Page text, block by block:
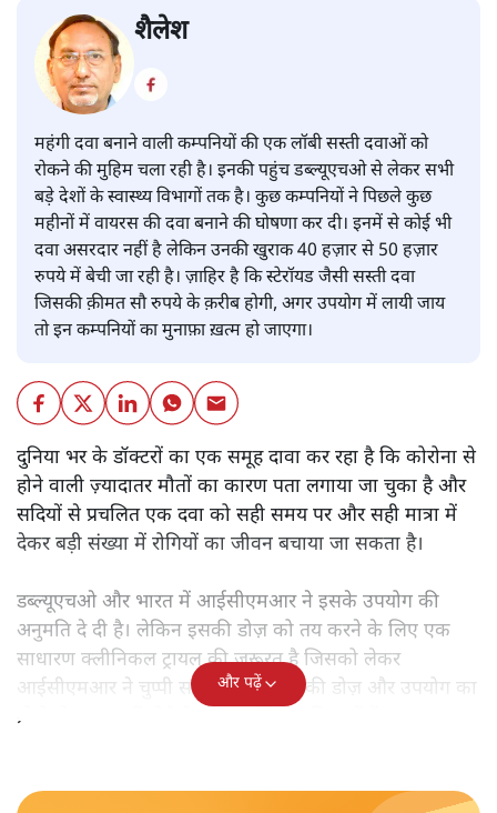
शैलेश
महंगी दवा बनाने वाली कम्पनियों की एक लॉबी सस्ती दवाओं को
रोकने की मुहिम चला रही है। इनकी पहुंच डब्ल्यूएचओ से लेकर सभी
बड़े देशों के स्वास्थ्य विभागों तक है। कुछ कम्पनियों ने पिछले कुछ
महीनों में वायरस की दवा बनाने की घोषणा कर दी। इनमें से कोई भी
दवा असरदार नहीं है लेकिन उनकी खुराक 40 हज़ार से 50 हज़ार
रुपये में बेची जा रही है। ज़ाहिर है कि स्टेरॉयड जैसी सस्ती दवा
जिसकी क़ीमत सौ रुपये के क़रीब होगी, अगर उपयोग में लायी जाय
तो इन कम्पनियों का मुनाफ़ा ख़त्म हो जाएगा।
दुनिया भर के डॉक्टरों का एक समूह दावा कर रहा है कि कोरोना से
होने वाली ज़्यादातर मौतों का कारण पता लगाया जा चुका है और
सदियों से प्रचलित एक दवा को सही समय पर और सही मात्रा में
देकर बड़ी संख्या में रोगियों का जीवन बचाया जा सकता है।
डब्ल्यूएचओ और भारत में आईसीएमआर ने इसके उपयोग की
अनुमति दे दी है। लेकिन इसकी डोज़ को तय करने के लिए एक
साधारण क्लीनिकल ट्रायल की ज़रूरत है जिसको लेकर
आईसीएमआर ने चुप्पी साध रखी है। दवा की डोज़ और उपयोग का
प्रोटोकोल तय नहीं होने के कारण डॉक्टर दुविधा में हैं।
और पढ़ें